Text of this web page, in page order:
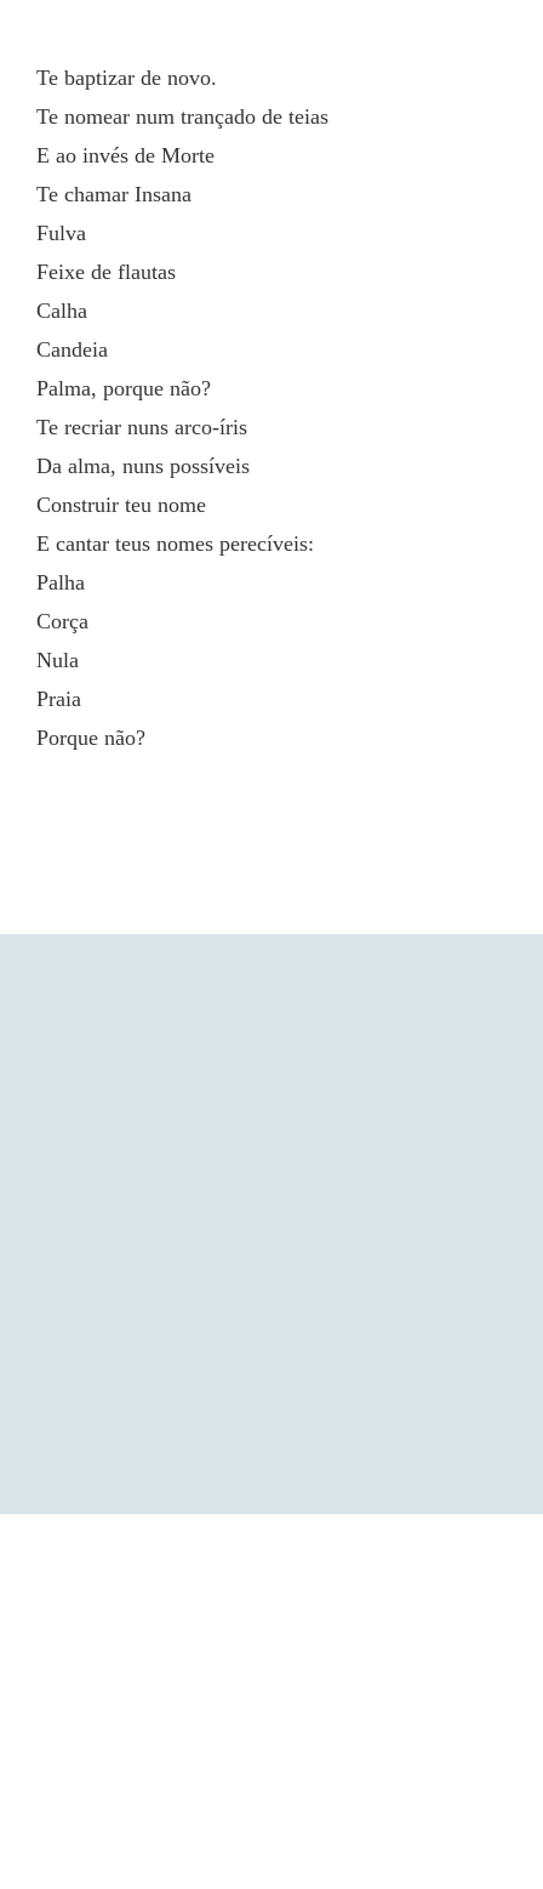
Te baptizar de novo.
Te nomear num trançado de teias
E ao invés de Morte
Te chamar Insana
Fulva
Feixe de flautas
Calha
Candeia
Palma, porque não?
Te recriar nuns arco-íris
Da alma, nuns possíveis
Construir teu nome
E cantar teus nomes perecíveis:
Palha
Corça
Nula
Praia
Porque não?